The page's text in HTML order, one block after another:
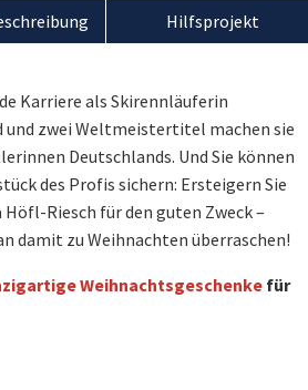
Karriere als Skirennläuferin
und zwei Weltmeistertitel machen sie
Deutschlands. Und Sie können
des Profis sichern: Ersteigern Sie
Riesch für den guten Zweck –
damit zu Weihnachten überraschen!
Weihnachtsgeschenke für
Hilfsprojekt